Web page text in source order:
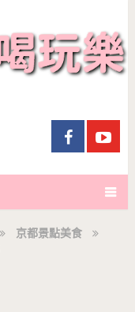
京都景點美食